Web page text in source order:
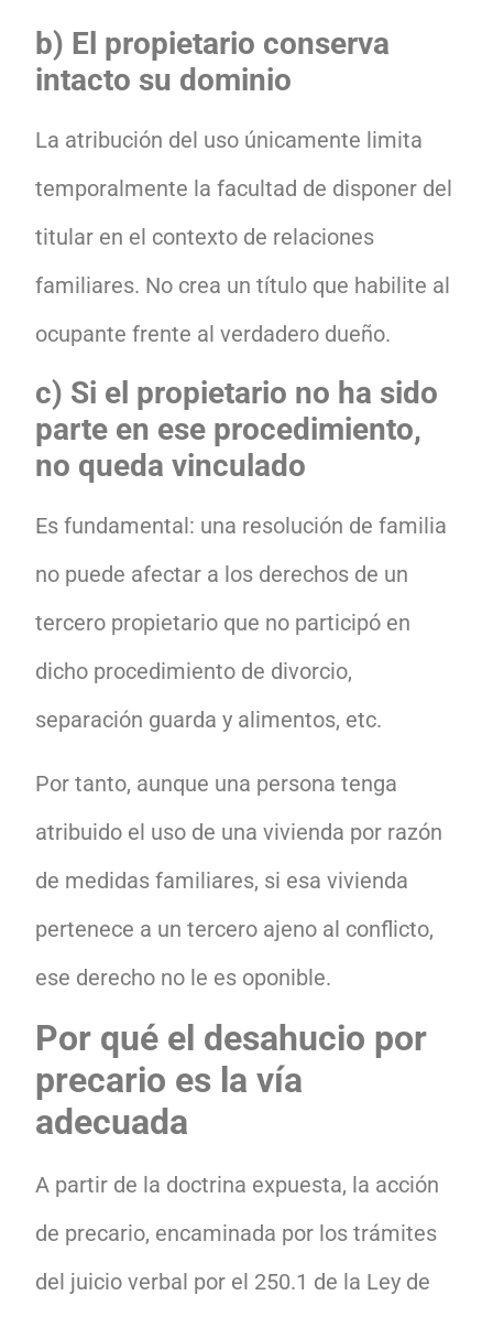
b) El propietario conserva
intacto su dominio
La atribución del uso únicamente limita
temporalmente la facultad de disponer del
titular en el contexto de relaciones
familiares. No crea un título que habilite al
ocupante frente al verdadero dueño.
c) Si el propietario no ha sido
parte en ese procedimiento,
no queda vinculado
Es fundamental: una resolución de familia
no puede afectar a los derechos de un
tercero propietario que no participó en
dicho procedimiento de divorcio,
separación guarda y alimentos, etc.
Por tanto, aunque una persona tenga
atribuido el uso de una vivienda por razón
de medidas familiares, si esa vivienda
pertenece a un tercero ajeno al conflicto,
ese derecho no le es oponible.
Por qué el desahucio por
precario es la vía
adecuada
A partir de la doctrina expuesta, la acción
de precario, encaminada por los trámites
del juicio verbal por el 250.1 de la Ley de